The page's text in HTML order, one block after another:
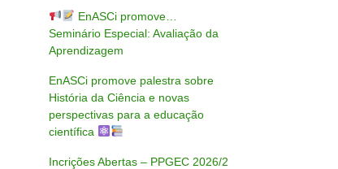
EnASCi promove…
Seminário Especial: Avaliação da
Aprendizagem
EnASCi promove palestra sobre
História da Ciência e novas
perspectivas para a educação
científica
Incrições Abertas – PPGEC 2026/2